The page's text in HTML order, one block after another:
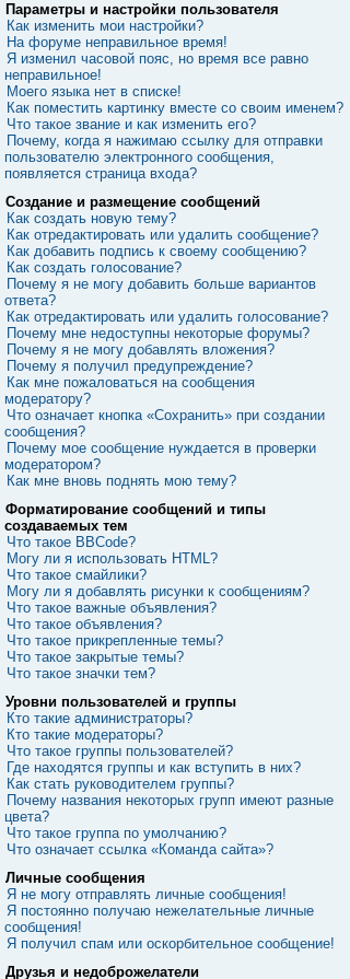
Параметры и настройки пользователя
Как изменить мои настройки?
На форуме неправильное время!
Я изменил часовой пояс, но время все равно
неправильное!
Моего языка нет в списке!
Как поместить картинку вместе со своим именем?
Что такое звание и как изменить его?
Почему, когда я нажимаю ссылку для отправки
пользователю электронного сообщения,
появляется страница входа?
Создание и размещение сообщений
Как создать новую тему?
Как отредактировать или удалить сообщение?
Как добавить подпись к своему сообщению?
Как создать голосование?
Почему я не могу добавить больше вариантов
ответа?
Как отредактировать или удалить голосование?
Почему мне недоступны некоторые форумы?
Почему я не могу добавлять вложения?
Почему я получил предупреждение?
Как мне пожаловаться на сообщения
модератору?
Что означает кнопка «Сохранить» при создании
сообщения?
Почему мое сообщение нуждается в проверки
модератором?
Как мне вновь поднять мою тему?
Форматирование сообщений и типы
создаваемых тем
Что такое BBCode?
Могу ли я использовать HTML?
Что такое смайлики?
Могу ли я добавлять рисунки к сообщениям?
Что такое важные объявления?
Что такое объявления?
Что такое прикрепленные темы?
Что такое закрытые темы?
Что такое значки тем?
Уровни пользователей и группы
Кто такие администраторы?
Кто такие модераторы?
Что такое группы пользователей?
Где находятся группы и как вступить в них?
Как стать руководителем группы?
Почему названия некоторых групп имеют разные
цвета?
Что такое группа по умолчанию?
Что означает ссылка «Команда сайта»?
Личные сообщения
Я не могу отправлять личные сообщения!
Я постоянно получаю нежелательные личные
сообщения!
Я получил спам или оскорбительное сообщение!
Друзья и недоброжелатели